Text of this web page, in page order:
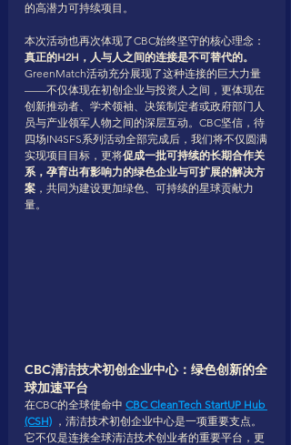
的高潜力可持续项目。
本次活动也再次体现了CBC始终坚守的核心理念：
真正的H2H，人与人之间的连接是不可替代的。
GreenMatch活动充分展现了这种连接的巨大力量
——不仅体现在初创企业与投资人之间，更体现在
创新推动者、学术领袖、决策制定者或政府部门人
员与产业领军人物之间的深层互动。CBC坚信，待
四场IN4SFS系列活动全部完成后，我们将不仅圆满
实现项目目标，更将促成一批可持续的长期合作关
系，孕育出有影响力的绿色企业与可扩展的解决方
案 ，共同为建设更加绿色、可持续的星球贡献力
量。
CBC清洁技术初创企业中心：绿色创新的全
球加速平台
在CBC的全球使命中 CBC CleanTech StartUP Hub
(CSH) ，清洁技术初创企业中心是一项重要支点。
它不仅是连接全球清洁技术创业者的重要平台，更